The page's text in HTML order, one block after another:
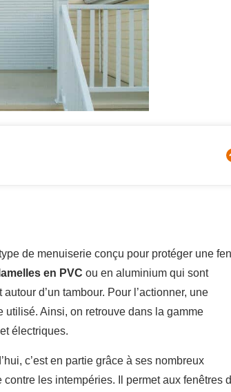
de menuiserie conçu pour protéger une
lamelles en PVC ou en aluminium qui sont
d’un tambour. Pour l’actionner, une
Ainsi, on retrouve dans la gamme
électriques.
c’est en partie grâce à ses nombreux
les intempéries. Il permet aux fenêtres